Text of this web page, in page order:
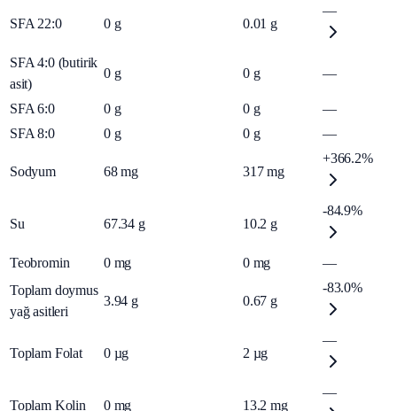
SFA 22:0 0 g 0.01 g
—
SFA 4:0 (butirik
asit)
0 g 0 g —
SFA 6:0 0 g 0 g
—
SFA 8:0
0 g 0 g —
Sodyum 68 mg 317 mg
+366.2%
Su 67.34 g 10.2 g
-84.9%
Teobromin 0 mg 0 mg
—
Toplam doymus
yağ asitleri
3.94 g 0.67 g
-83.0%
Toplam Folat 0 µg 2 µg
—
Toplam Kolin 0 mg 13.2 mg
—